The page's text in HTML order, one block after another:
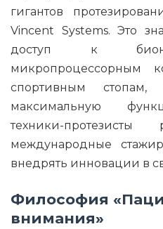
гигантов
Vincent Systems. Это
доступ к
микропроцессорным
спортивным стопам,
максимальную
техники-протезисты
международные
внедрять инновации в
Философия
внимания»